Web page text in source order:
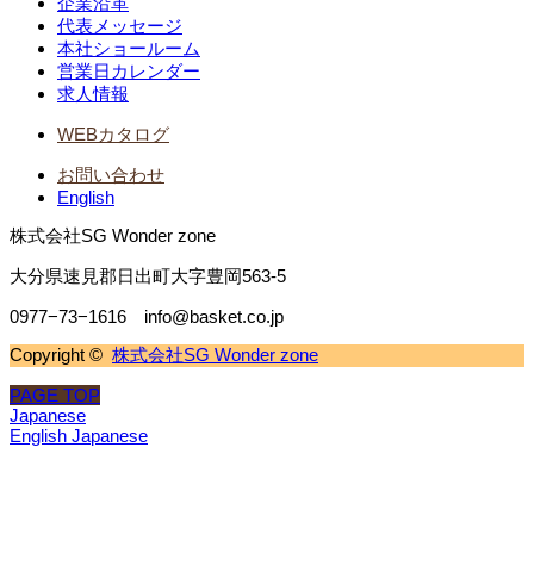
代表メッセージ
本社ショールーム
営業日カレンダー
求人情報
WEBカタログ
お問い合わせ
English
株式会社SG Wonder zone
大分県速見郡日出町大字豊岡563-5
0977−73−1616 info@basket.co.jp
Copyright © 株式会社SG Wonder zone
PAGE TOP
Japanese
English Japanese